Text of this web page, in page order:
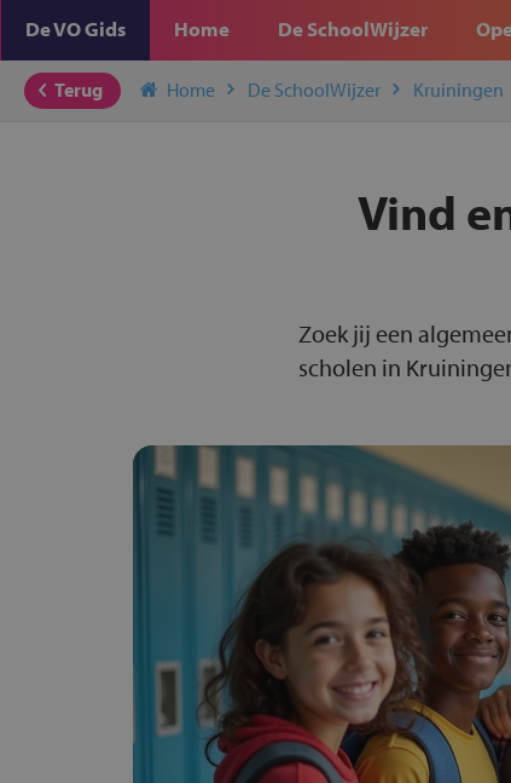
De VO Gids Home De SchoolWijzer
Terug Home De SchoolWijzer Kruiningen
Vind
Zoek jij een
scholen in